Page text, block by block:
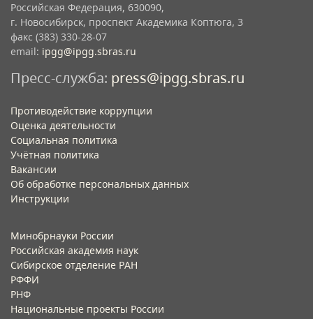
Российская Федерация, 630090,
г. Новосибирск, проспект Академика Коптюга, 3
факс (383) 330-28-07
email: ipgg@ipgg.sbras.ru
Пресс-служба: press@ipgg.sbras.ru
Противодействие коррупции
Оценка деятельности
Социальная политика
Учётная политика​
Вакансии​
Об обработке персональных данных​
Инструкции​
Минобрнауки России
Российская академия наук
Сибирское отделение РАН
РФФИ
РНФ
Национальные проекты России